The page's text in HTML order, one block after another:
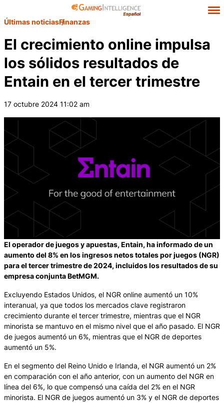
Últimas noticiasFinanzas
El crecimiento online impulsa
los sólidos resultados de
Entain en el tercer trimestre
17 octubre 2024 11:02 am
El operador de juegos y apuestas, Entain, ha informado de un
aumento del 8% en los ingresos netos totales por juegos (NGR)
para el tercer trimestre de 2024, incluidos los resultados de su
empresa conjunta BetMGM.
Excluyendo Estados Unidos, el NGR online aumentó un 10%
interanual, ya que todos los mercados clave registraron
crecimiento durante el tercer trimestre, mientras que el NGR
minorista se mantuvo en el mismo nivel que el año pasado. El NGR
de juegos aumentó un 6%, mientras que el NGR de deportes
aumentó un 5%.
En el segmento del Reino Unido e Irlanda, el NGR aumentó un 2%
en comparación con el año anterior, con un aumento del NGR en
línea del 6%, lo que compensó una caída del 2% en el NGR
minorista. El NGR de juegos aumentó un 3% y el NGR de deportes